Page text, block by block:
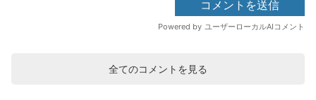
全てのコメントを見る